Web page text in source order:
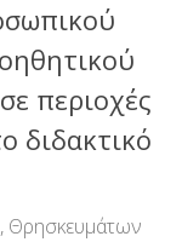
περιοχές
διδακτικό
Θρησκευμάτων